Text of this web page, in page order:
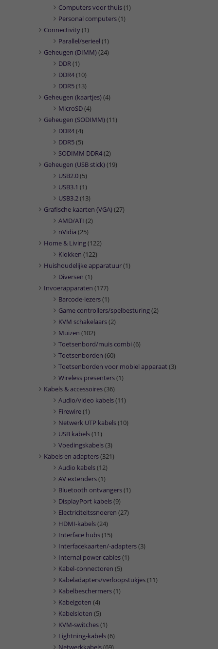
Computers voor thuis(1)
Personal computers(1)
Connectivity(1)
Parallel/serieel (1)
Geheugen (DIMM)(24)
DDR(1)
DDR4(10)
DDR5(13)
Geheugen (kaartjes)(4)
MicroSD(4)
Geheugen (SODIMM)(11)
DDR4(4)
DDR5(5)
SODIMM DDR4(2)
Geheugen (USB stick)(19)
USB2.0(5)
USB3.1 (1)
USB3.2(13)
Grafische kaarten (VGA)(27)
AMD/ATI (2)
nVidia (25)
Home & Living(122)
Klokken (122)
Huishoudelijke apparatuur(1)
Diversen (1)
Invoerapparaten (177)
Barcode-lezers(1)
Game controllers/spelbesturing(2)
KVM schakelaars(2)
Muizen (102)
Toetsenbord/muis combi (6)
Toetsenborden (60)
Toetsenborden voor mobiel apparaat(3)
Wireless presenters(1)
Kabels & accessoires(36)
Audio/video kabels(11)
Firewire(1)
Netwerk UTP kabels(10)
USB kabels(11)
Voedingskabels(3)
Kabels en adapters(321)
Audio kabels(12)
AV extenders(1)
Bluetooth ontvangers(1)
DisplayPort kabels(9)
Electriciteitssnoeren (27)
HDMI-kabels(24)
Interface hubs(15)
Interfacekaarten/-adapters(3)
Internal power cables(1)
Kabel-connectoren (5)
Kabeladapters/verloopstukjes(11)
Kabelbeschermers(1)
Kabelgoten (4)
Kabelsloten (5)
KVM-switches(1)
Lightning-kabels(6)
Netwerkkabels(69)